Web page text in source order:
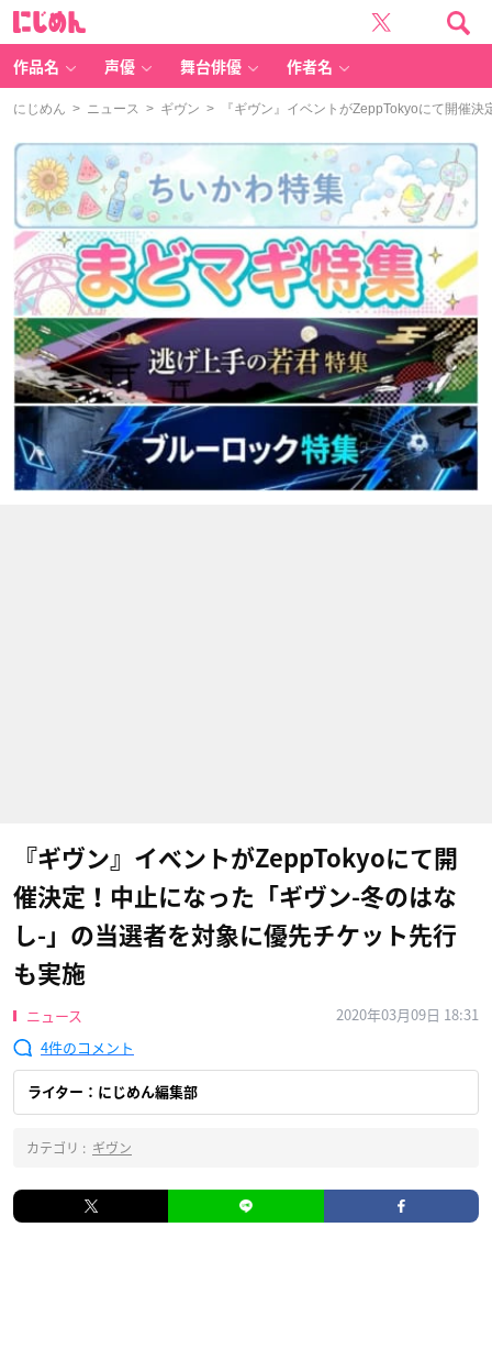
作品名 声優 舞台俳優 作者名
にじめん > ニュース > ギヴン > 『ギヴン』イベントがZeppTokyoにて開催決
『ギヴン』イベントがZeppTokyoにて開
催決定！中止になった「ギヴン-冬のはな
し-」の当選者を対象に優先チケット先行
も実施
ニュース
2020年03月09日 18:31
4
ライター：にじめん編集部
カテゴリ : ギヴン